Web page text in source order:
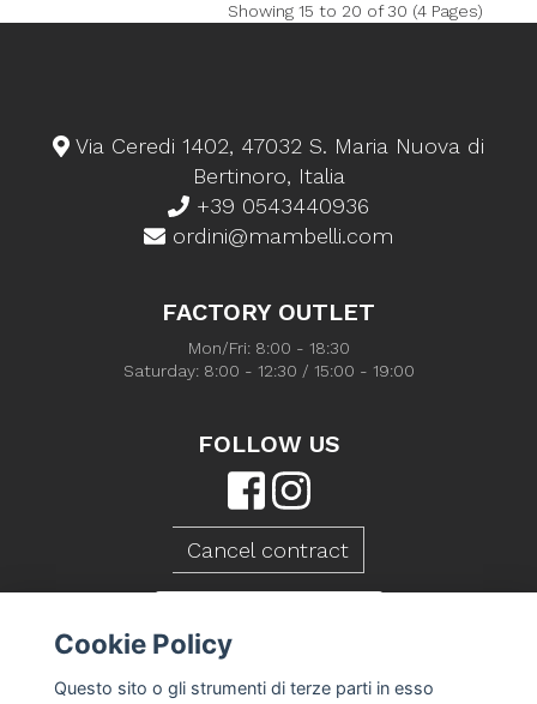
Showing 15 to 20 of 30 (4 Pages)
Via Ceredi 1402, 47032 S. Maria Nuova di
Bertinoro, Italia
+39 0543440936
ordini@mambelli.com
FACTORY OUTLET
Mon/Fri: 8:00 - 18:30
Saturday: 8:00 - 12:30 / 15:00 - 19:00
FOLLOW US
Cancel contract
Cookie Policy
Questo sito o gli strumenti di terze parti in esso